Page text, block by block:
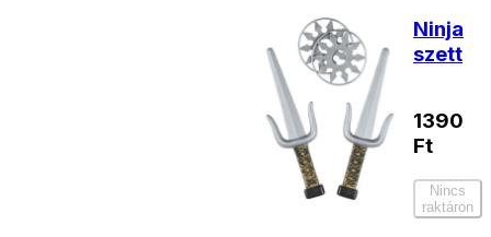
Ninja
szett
1390
Ft
Nincs
raktáron